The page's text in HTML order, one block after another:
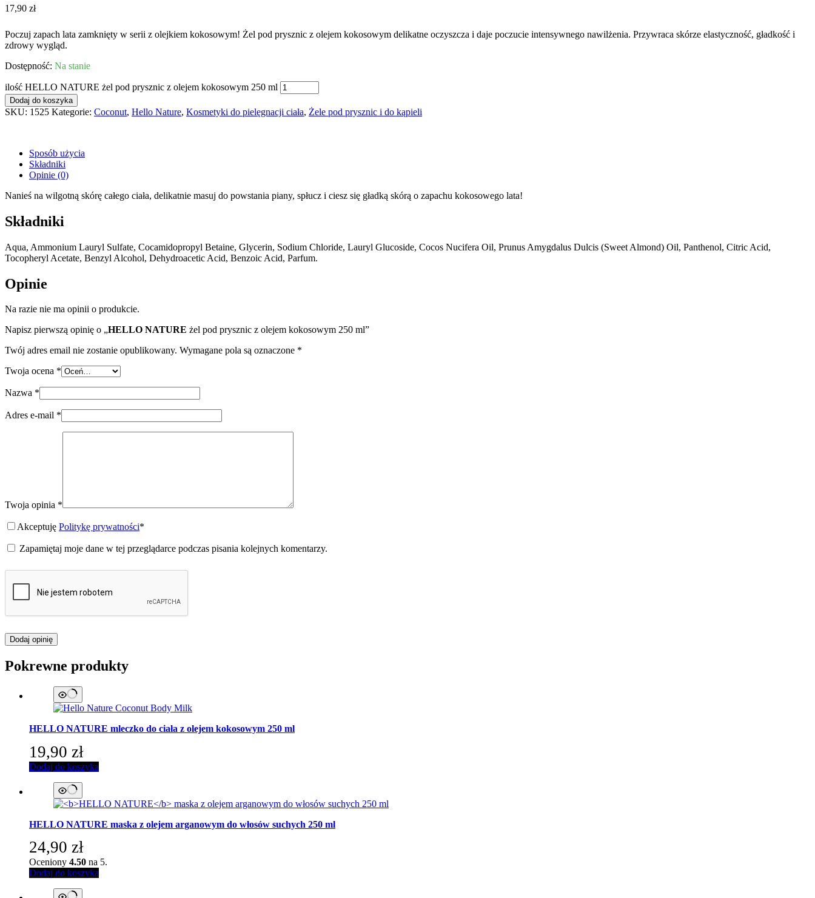
17,90 zł
Poczuj zapach lata zamknięty w serii z olejkiem kokosowym! Żel pod prysznic z olejem kokosowym delikatne oczyszcza i daje poczucie intensywnego nawilżenia. Przywraca skórze elastyczność, gładkość i
zdrowy wygląd.
Na stanie
ilość HELLO NATURE żel pod prysznic z olejem kokosowym 250 ml
Dodaj do koszyka
SKU: 1525 Kategorie: Coconut, Hello Nature, Kosmetyki do pielęgnacji ciała, Żele pod prysznic i do kąpieli
Sposób użycia
Składniki
Opinie (0)
Nanieś na wilgotną skórę całego ciała, delikatnie masuj do powstania piany, spłucz i ciesz się gładką skórą o zapachu kokosowego lata!
Składniki
Aqua, Ammonium Lauryl Sulfate, Cocamidopropyl Betaine, Glycerin, Sodium Chloride, Lauryl Glucoside, Cocos Nucifera Oil, Prunus Amygdalus Dulcis (Sweet Almond) Oil, Panthenol, Citric Acid,
Tocopheryl Acetate, Benzyl Alcohol, Dehydroacetic Acid, Benzoic Acid, Parfum.
Opinie
Na razie nie ma opinii o produkcie.
Napisz pierwszą opinię o „HELLO NATURE żel pod prysznic z olejem kokosowym 250 ml”
Twój adres email nie zostanie opublikowany. Wymagane pola są oznaczone *
Twoja ocena *
Nazwa *
Adres e-mail *
Twoja opinia *
Akceptuję Politykę prywatności*
Zapamiętaj moje dane w tej przeglądarce podczas pisania kolejnych komentarzy.
Dodaj opinię
Pokrewne produkty
HELLO NATURE mleczko do ciała z olejem kokosowym 250 ml
19,90 zł
Dodaj do koszyka
HELLO NATURE maska z olejem arganowym do włosów suchych 250 ml
24,90 zł
Oceniony 4.50 na 5.
Dodaj do koszyka